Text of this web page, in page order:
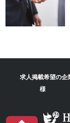
求人掲載希望の企
様